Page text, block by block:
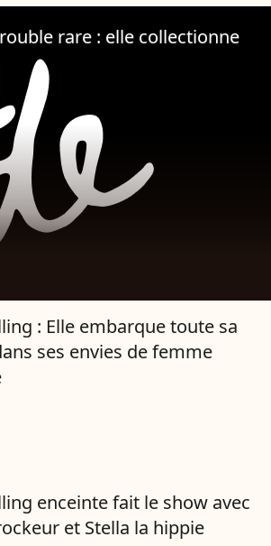
rare : elle collectionne
: Elle embarque toute sa
ses envies de femme
enceinte fait le show avec
et Stella la hippie